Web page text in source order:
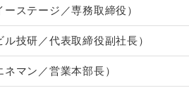
テージ／専務取締役）
研／代表取締役副社長）
ン／営業本部長）